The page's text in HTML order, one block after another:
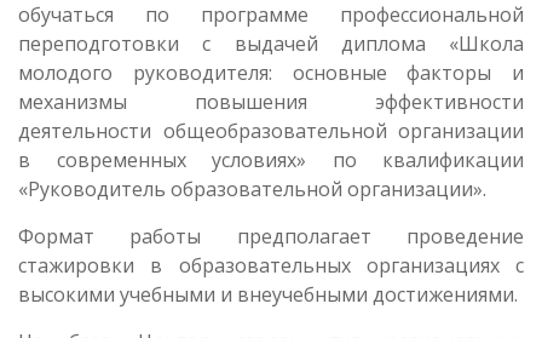
обучаться по программе профессиональной
переподготовки с выдачей диплома «Школа
молодого руководителя: основные факторы и
механизмы повышения эффективности
деятельности общеобразовательной организации
в современных условиях» по квалификации
«Руководитель образовательной организации».
Формат работы предполагает проведение
стажировки в образовательных организациях с
высокими учебными и внеучебными достижениями.